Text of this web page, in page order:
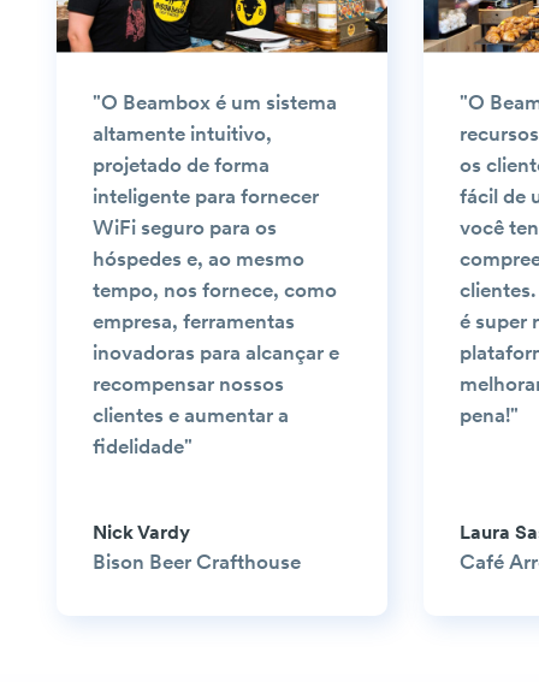
"O Beambox é um sistema
altamente intuitivo,
projetado de forma
inteligente para fornecer
WiFi seguro para os
hóspedes e, ao mesmo
tempo, nos fornece, como
empresa, ferramentas
inovadoras para alcançar e
recompensar nossos
clientes e aumentar a
fidelidade"
Nick Vardy
Bison Beer Crafthouse
"O
os
fácil de
você
é super
pena!"
Laura
Café